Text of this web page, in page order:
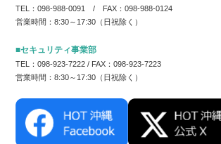
TEL：098-988-0091 / FAX：098-988-0124
営業時間：8:30～17:30（日祝除く）
■セキュリティ事業部
TEL：098-923-7222 / FAX：098-923-7223
営業時間：8:30～17:30（日祝除く）